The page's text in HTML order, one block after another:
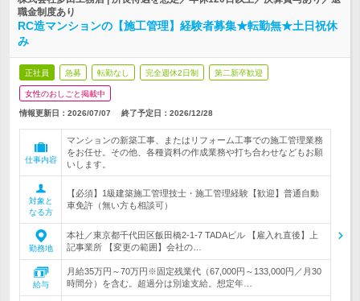
職金制度あり
RC造マンションの【施工管理】経験者募集★転勤無★土日祝休
み
正社員 急募 転勤なし 完全週休2日制 第二新卒歓迎
女性のおしごと掲載中
情報更新日：2026/07/07 終了予定日： 2026/12/28
仕事内容
マンションの新築工事、またはリフォーム工事での施工管理業務
をお任せ。その他、各種資料の作成業務や打ち合わせなどもお願
いします。
対象と
なる方
【必須】1級建築施工管理技士・施工管理経験【歓迎】普通自動
車免許（無い方も相談可）
勤務地
本社／東京都千代田区飯田橋2-1-7 TADAビル 【雇入れ直後】上
記事業所 【変更の範囲】会社の…
給与
月給35万円～70万円※固定残業代（67,000円～133,000円／月30
時間分）を含む。超過分は別途支給。想定年…